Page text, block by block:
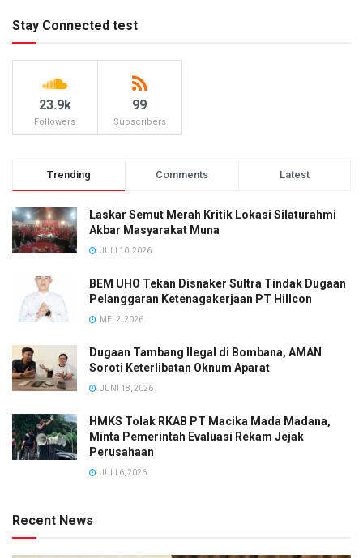
Stay Connected test
23.9k
Followers
99
Subscribers
Trending Comments Latest
Laskar Semut Merah Kritik Lokasi Silaturahmi
Akbar Masyarakat Muna
JULI 10, 2026
BEM UHO Tekan Disnaker Sultra Tindak Dugaan
Pelanggaran Ketenagakerjaan PT Hillcon
MEI 2, 2026
Dugaan Tambang Ilegal di Bombana, AMAN
Soroti Keterlibatan Oknum Aparat
JUNI 18, 2026
HMKS Tolak RKAB PT Macika Mada Madana,
Minta Pemerintah Evaluasi Rekam Jejak
Perusahaan
JULI 6, 2026
Recent News